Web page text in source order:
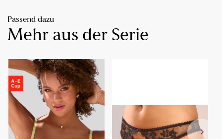
Passend dazu
Mehr aus der Serie